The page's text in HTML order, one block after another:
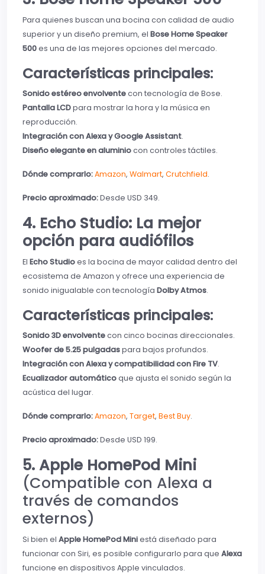
Para quienes buscan una bocina con calidad de audio
superior y un diseño premium, el Bose Home Speaker
500es una de las mejores opciones del mercado.
Características principales:
Sonido estéreo envolventecon tecnología de Bose.
Pantalla LCDpara mostrar la hora y la música en
reproducción.
Integración con Alexa y Google Assistant.
Diseño elegante en aluminiocon controles táctiles.
Dónde comprarlo:Amazon, Walmart, Crutchfield.
Precio aproximado:Desde USD 349.
4. Echo Studio: La mejor
opción para audiófilos
El Echo Studioes la bocina de mayor calidad dentro del
ecosistema de Amazon y ofrece una experiencia de
sonido inigualable con tecnología Dolby Atmos.
Características principales:
Sonido 3D envolventecon cinco bocinas direccionales.
Woofer de 5.25 pulgadaspara bajos profundos.
Integración con Alexa y compatibilidad con Fire TV.
Ecualizador automáticoque ajusta el sonido según la
acústica del lugar.
Dónde comprarlo:Amazon, Target, Best Buy.
Precio aproximado:Desde USD 199.
5. Apple HomePod Mini
(Compatible con Alexa a
través de comandos
externos)
Si bien el Apple HomePod Miniestá diseñado para
funcionar con Siri, es posible configurarlo para que Alexa
funcione en dispositivos Apple vinculados.